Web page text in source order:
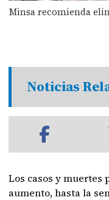
Minsa recomienda
Noticias
Los casos y muertes
aumento, hasta la